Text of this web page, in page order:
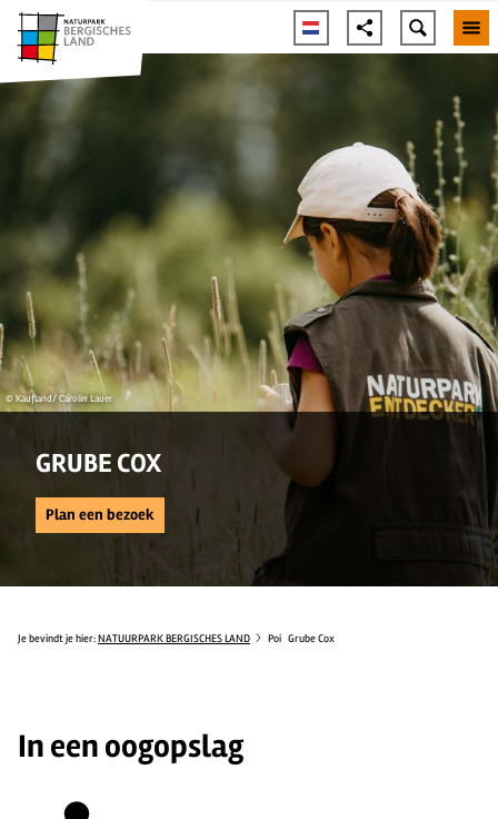
© Kaufland/ Carolin Lauer
GRUBE COX
Plan een bezoek
Je bevindt je hier:NATUURPARK BERGISCHES LAND Poi Grube Cox
In een oogopslag